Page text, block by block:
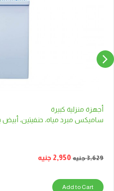
أجهزة منزلية كبيرة
ساميكس مبرد مياه، حنفيتين، أبيض بارد- ساخن
3,629جنيه 2,950 جنيه
Add to Cart